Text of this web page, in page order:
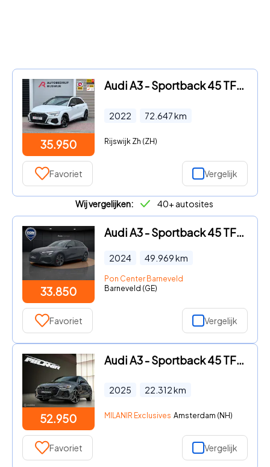
35.950
Audi A3 - Sportback 45 TFSI e S edition Competition Pano/Sfeer/Camera
2022 72.647km
Rijswijk Zh (ZH)
Favoriet Vergelijk
Wij vergelijken: 40+ autosites
33.850
Audi A3 - Sportback 45 TFSI e S edition Competition | Stoelverwarming
2024 49.969km
Pon Center Barneveld
Barneveld (GE)
Favoriet Vergelijk
52.950
Audi A3 - Sportback 45 TFSI e Competition S Line |SONOS|Pano
2025 22.312km
MILANIR Exclusives Amsterdam (NH)
Favoriet Vergelijk